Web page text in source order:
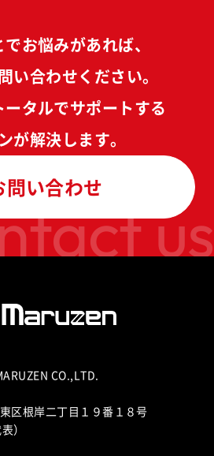
us
お悩みがあれば、
い合わせください。
タルでサポートする
が解決します。
問い合わせ
CO.,LTD.
区根岸二丁目１９番１８号
）